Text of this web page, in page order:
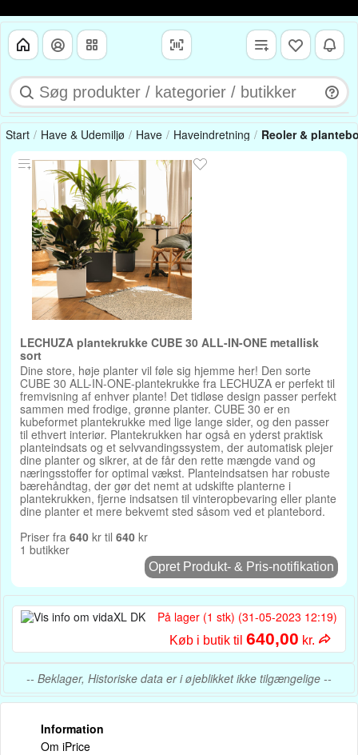
Start Have & Udemiljø Have Haveindretning Reoler &
LECHUZA plantekrukke CUBE 30 ALL-IN-ONE metallisk
sort
Dine store, høje planter vil føle sig hjemme her! Den sorte
CUBE 30 ALL-IN-ONE-plantekrukke fra LECHUZA er perfekt til
fremvisning af enhver plante! Det tidløse design passer perfekt
sammen med frodige, grønne planter. CUBE 30 er en
kubeformet plantekrukke med lige lange sider, og den passer
til ethvert interiør. Plantekrukken har også en yderst praktisk
planteindsats og et selvvandingssystem, der automatisk plejer
dine planter og sikrer, at de får den rette mængde vand og
næringsstoffer for optimal vækst. Planteindsatsen har robuste
bærehåndtag, der gør det nemt at udskifte planterne i
plantekrukken, fjerne indsatsen til vinteropbevaring eller plante
dine planter et mere bekvemt sted såsom ved et plantebord.
Priser fra 640 kr til 640 kr
1 butikker
Opret Produkt- & Pris-notifikation
På lager (1 stk) (31-05-2023 12:19)
Køb i butik til 640,00 kr.
-- Beklager, Historiske data er i øjeblikket ikke tilgængelige --
Information
Om iPrice